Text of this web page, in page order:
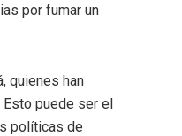
por fumar un
quienes han
puede ser el
políticas de